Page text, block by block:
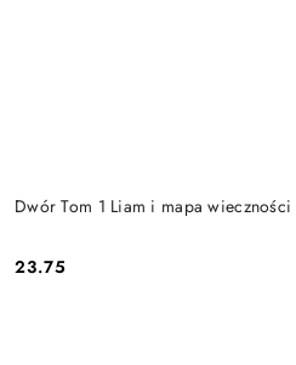
Dwór Tom 1 Liam i mapa wieczności
Cena:
23.75